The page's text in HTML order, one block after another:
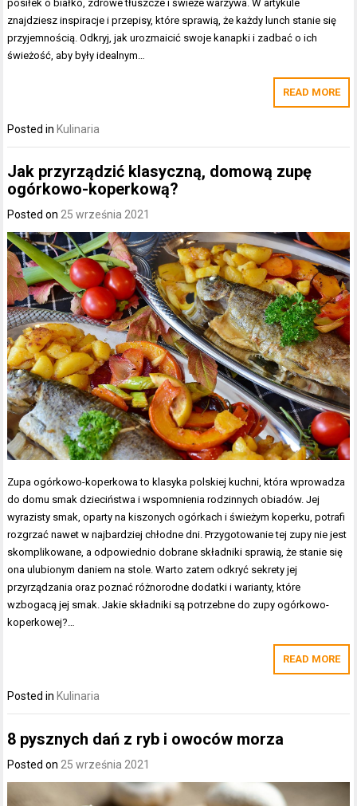
posiłek o białko, zdrowe tłuszcze i świeże warzywa. W artykule
znajdziesz inspiracje i przepisy, które sprawią, że każdy lunch stanie się
przyjemnością. Odkryj, jak urozmaicić swoje kanapki i zadbać o ich
świeżość, aby były idealnym…
READ MORE
Posted in Kulinaria
Jak przyrządzić klasyczną, domową zupę
ogórkowo-koperkową?
Posted on25 września 2021
Zupa ogórkowo-koperkowa to klasyka polskiej kuchni, która wprowadza
do domu smak dzieciństwa i wspomnienia rodzinnych obiadów. Jej
wyrazisty smak, oparty na kiszonych ogórkach i świeżym koperku, potrafi
rozgrzać nawet w najbardziej chłodne dni. Przygotowanie tej zupy nie jest
skomplikowane, a odpowiednio dobrane składniki sprawią, że stanie się
ona ulubionym daniem na stole. Warto zatem odkryć sekrety jej
przyrządzania oraz poznać różnorodne dodatki i warianty, które
wzbogacą jej smak. Jakie składniki są potrzebne do zupy ogórkowo-
koperkowej?…
READ MORE
Posted in Kulinaria
8 pysznych dań z ryb i owoców morza
Posted on 25 września 2021